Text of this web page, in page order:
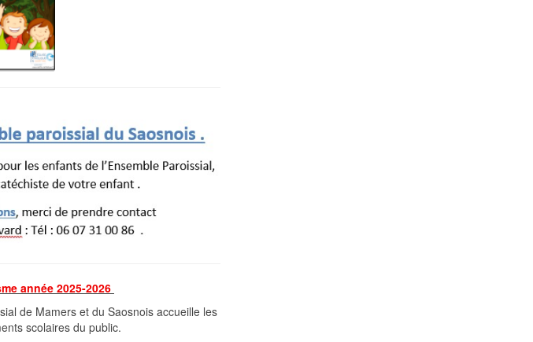
année 2025-2026
de Mamers et du Saosnois accueille les
scolaires du public.